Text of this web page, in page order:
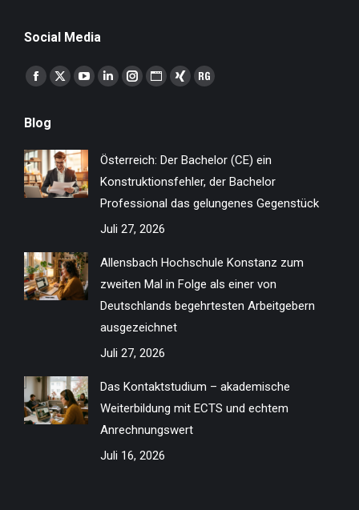
Social Media
Finden Sie uns auf:
Facebook
opens
in
new
window
X
in
new
window
YouTube
in
new
window
Linkedin
new
window
Instagram
new
window
Website
new
window
XING
new
window
ResearchGate
new
window
Blog
Österreich: Der Bachelor (CE) ein
Konstruktionsfehler, der Bachelor
Professional das gelungenes Gegenstück
Juli 27, 2026
Allensbach Hochschule Konstanz zum
zweiten Mal in Folge als einer von
Deutschlands begehrtesten Arbeitgebern
ausgezeichnet
Juli 27, 2026
Das Kontaktstudium – akademische
Weiterbildung mit ECTS und echtem
Anrechnungswert
Juli 16, 2026